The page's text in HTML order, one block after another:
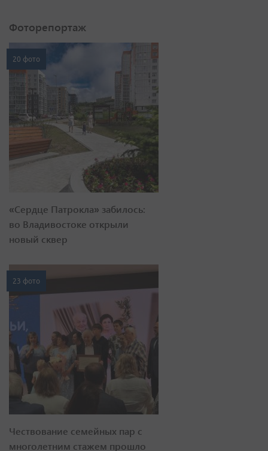
Фоторепортаж
20 фото
«Сердце Патрокла» забилось:
во Владивостоке открыли
новый сквер
23 фото
Чествование семейных пар с
многолетним стажем прошло